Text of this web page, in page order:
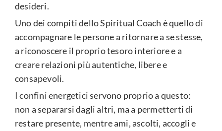
desideri.
Uno dei compiti dello Spiritual Coach è quello di
accompagnare le persone a ritornare a se stesse,
a riconoscere il proprio tesoro interiore e a
creare relazioni più autentiche, libere e
consapevoli.
I confini energetici servono proprio a questo:
non a separarsi dagli altri, ma a permetterti di
restare presente, mentre ami, ascolti, accogli e